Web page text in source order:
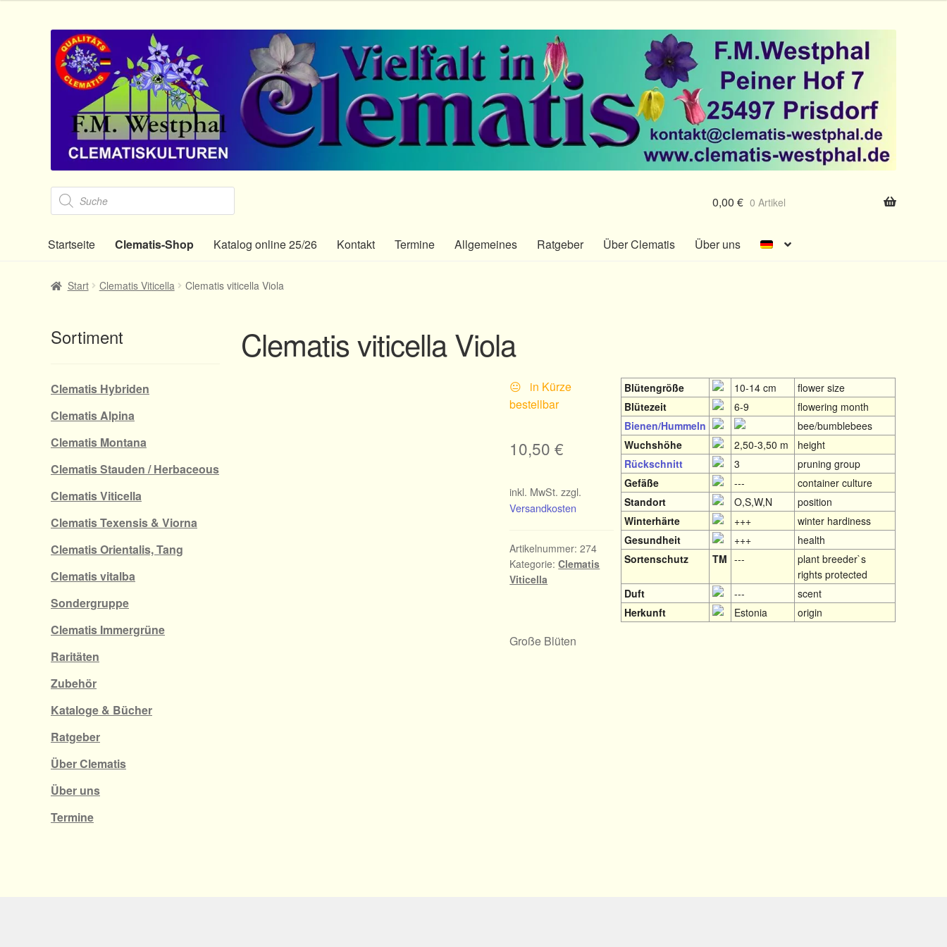
Zur
Navigation
springen
Zum
Inhalt
springen
Products
search 0,00€ 0 Artikel
Startseite Clematis-Shop Katalog online 25/26 Kontakt Termine Allgemeines Ratgeber Über Clematis Über uns
Start Clematis Viticella Clematis viticella Viola
Clematis viticella Viola
😐 in Kürze
bestellbar
10,50€
inkl. MwSt. zzgl.
Versandkosten
Artikelnummer:274
Kategorie:Clematis
Viticella
Blütengröße 10-14 cm
flower size
Blütezeit
6-9
flowering month
Bienen/Hummeln
bee/bumblebees
Wuchshöhe
2,50-3,50 m
height
Rückschnitt
3
pruning group
Gefäße
---
container culture
Standort
O,S,W,N
position
Winterhärte
+++
winter hardiness
Gesundheit
+++
health
Sortenschutz
TM ---
plant breeder`s
rights protected
Duft
---
scent
Herkunft
Estonia origin
Große Blüten
Sortiment
Clematis Hybriden
Clematis Alpina
Clematis Montana
Clematis Stauden / Herbaceous
Clematis Viticella
Clematis Texensis & Viorna
Clematis Orientalis, Tang
Clematis vitalba
Sondergruppe
Clematis Immergrüne
Raritäten
Zubehör
Kataloge & Bücher
Ratgeber
Über Clematis
Über uns
Termine